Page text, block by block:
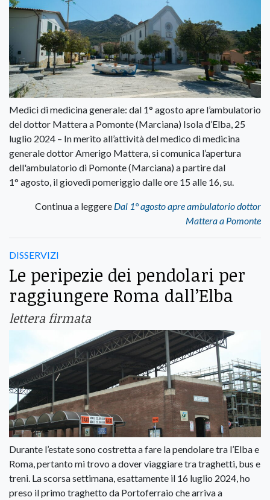
Medici di medicina generale: dal 1° agosto apre l’ambulatorio
del dottor Mattera a Pomonte (Marciana) Isola d’Elba, 25
luglio 2024 – In merito all’attività del medico di medicina
generale dottor Amerigo Mattera, si comunica l’apertura
dell'ambulatorio di Pomonte (Marciana) a partire dal
1° agosto, il giovedì pomeriggio dalle ore 15 alle 16, su.
Continua a leggere Dal 1° agosto apre ambulatorio dottor
Mattera a Pomonte
DISSERVIZI
Le peripezie dei pendolari per
raggiungere Roma dall’Elba
lettera firmata
Durante l’estate sono costretta a fare la pendolare tra l’Elba e
Roma, pertanto mi trovo a dover viaggiare tra traghetti, bus e
treni. La scorsa settimana, esattamente il 16 luglio 2024, ho
preso il primo traghetto da Portoferraio che arriva a